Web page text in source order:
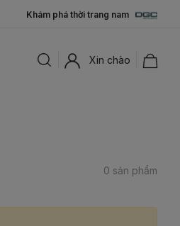
Khám phá thời trang nam
Xin chào
0 sản phẩm